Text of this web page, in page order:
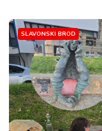
SLAVONSKI BROD